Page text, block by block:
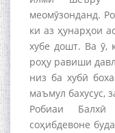
меомӯзонданд.
ки аз ҳунарҳои
хубе дошт. Ва ӯ,
роҳу равиши
низ ба хубӣ
маъмул бахусус,
Робиаи Балхӣ
соҳибдевоне